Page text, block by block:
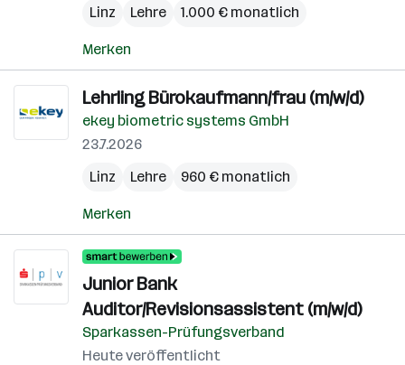
Linz
Lehre 1.000 € monatlich
Merken
Lehrling Bürokaufmann/frau (m/w/d)
ekey biometric systems GmbH
23.7.2026
Linz
Lehre 960 € monatlich
Merken
Junior Bank
Auditor/Revisionsassistent (m/w/d)
Sparkassen-Prüfungsverband
Heute veröffentlicht